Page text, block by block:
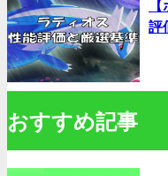
評
おすすめ記事